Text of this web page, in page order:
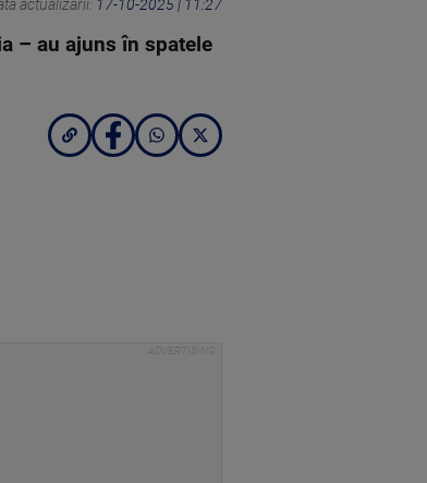
actualizării: 17-10-2025 | 11:27
– au ajuns în spatele